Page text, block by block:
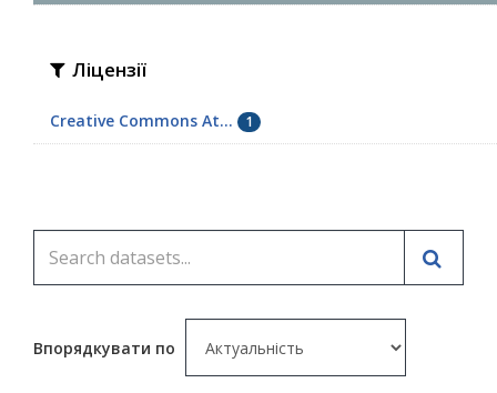
Ліцензії
Creative Commons At... 1
Впорядкувати по